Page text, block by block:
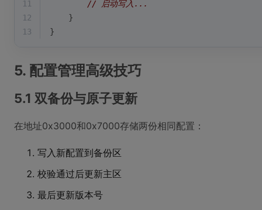
11
// 启动写入...
12
    }
13
}
5. 配置管理高级技巧
5.1 双备份与原子更新
在地址0x3000和0x7000存储两份相同配置：
写入新配置到备份区
校验通过后更新主区
最后更新版本号